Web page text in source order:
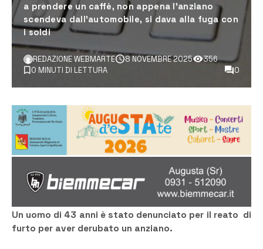
a prendere un caffè, non appena l’anziano
scendeva dall’automobile, si dava alla fuga con
i soldi
REDAZIONE WEBMARTE 8 NOVEMBRE 2025
356
0 MINUTI DI LETTURA
0
Un uomo di 43 anni è stato denunciato per il reato di
furto per aver derubato un anziano.